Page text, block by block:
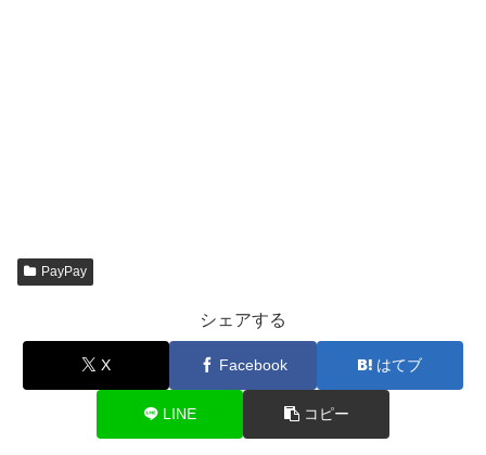
PayPay
シェアする
X Facebook はてブ
LINE コピー